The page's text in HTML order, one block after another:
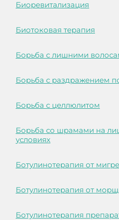
Биоревитализация
Биотоковая терапия
Борьба с лишними
Борьба с раздражением
Борьба с целлюлитом
Борьба со шрамами на
условиях
Ботулинотерапия от
Ботулинотерапия от
Ботулинотерапия